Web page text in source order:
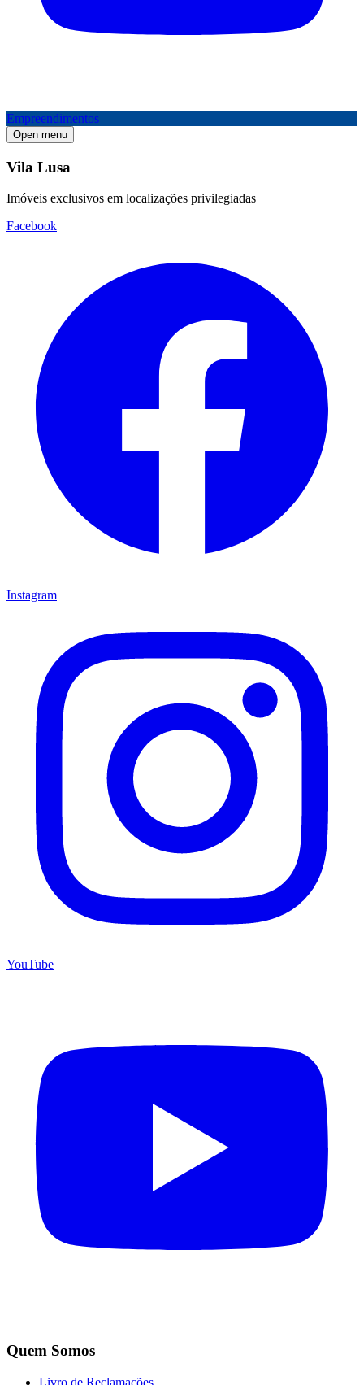
Empreendimentos
Open menu
Vila Lusa
Imóveis exclusivos em localizações privilegiadas
Facebook
Instagram
YouTube
Quem Somos
Livro de Reclamações